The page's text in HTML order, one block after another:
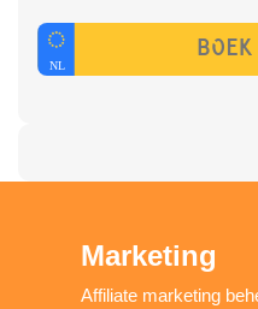
Marketing
Affiliate marketing